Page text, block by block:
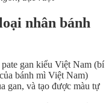
nhân bánh
gan kiểu Việt Nam (bí
bánh mì Việt Nam)
gan, và tạo được màu tự